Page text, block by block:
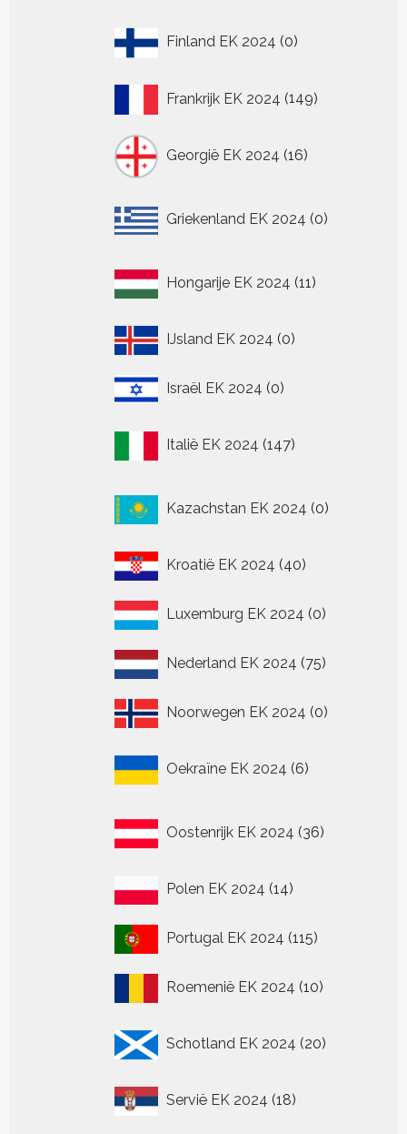
Finland EK 2024 0
producten
Frankrijk EK 2024 149149
Georgië EK 2024 16
producten
Griekenland EK 2024 0
producten
Hongarije EK 2024 11
producten
IJsland EK 2024 00
Israël EK 2024 00
Italië EK 2024 147
producten
Kazachstan EK 2024 0
producten
Kroatië EK 2024 4040
Luxemburg EK 2024 00
Nederland EK 2024 7575
Noorwegen EK 2024 00
Oekraïne EK 2024 6
producten
Oostenrijk EK 2024 36
producten
Polen EK 2024 1414
Portugal EK 2024 115115
Roemenië EK 2024 1010
Schotland EK 2024 20
producten
Servië EK 2024 1818